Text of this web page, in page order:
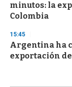
minutos: la
Colombia
15:45
Argentina ha
exportación